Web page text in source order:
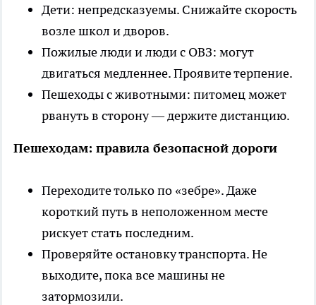
Дети: непредсказуемы. Снижайте скорость
возле школ и дворов.
Пожилые люди и люди с ОВЗ: могут
двигаться медленнее. Проявите терпение.
Пешеходы с животными: питомец может
рвануть в сторону — держите дистанцию.
Пешеходам: правила безопасной дороги
Переходите только по «зебре». Даже
короткий путь в неположенном месте
рискует стать последним.
Проверяйте остановку транспорта. Не
выходите, пока все машины не
затормозили.